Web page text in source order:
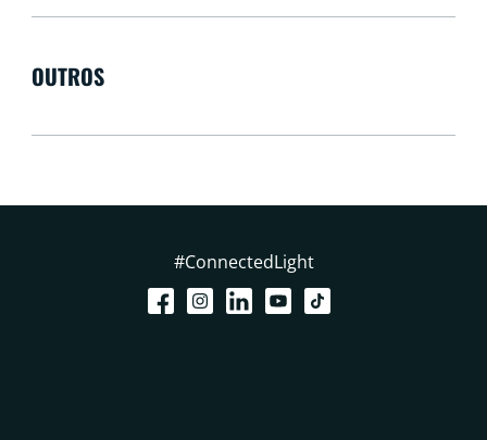
OUTROS
#ConnectedLight